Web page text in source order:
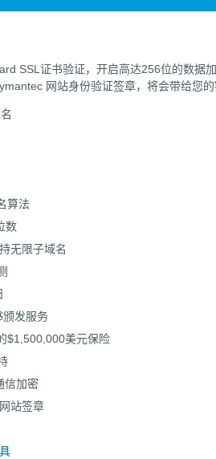
SSL证书验证，开启高达256位的数据
网站身份验证签章，将会带给您
算法
数
无限子域名
发服务
$1,500,000美元保险
信加密
站签章